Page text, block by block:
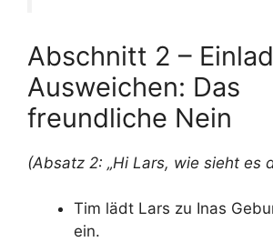
Abschnitt 2 –
Ausweichen: Das
freundliche Nein
(Absatz 2: „Hi Lars, wie sieht es
Tim lädt Lars zu Inas
ein.